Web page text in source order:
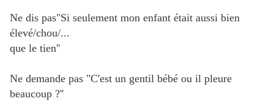
Ne dis pas"Si seulement mon enfant était aussi bien
élevé/chou/...
que le tien''
Ne demande pas "C'est un gentil bébé ou il pleure
beaucoup ?''